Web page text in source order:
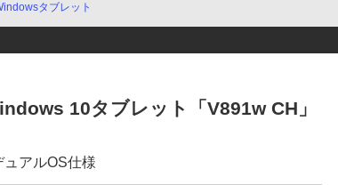
タブレット
10タブレット「V891w CH」
アルOS仕様